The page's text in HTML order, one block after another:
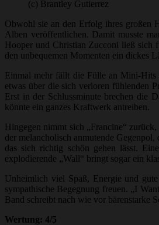
(c) Brantley Gutierrez
Obwohl sie an den Erfolg ihres großen
Alben veröffentlichen. Damit musste
Hooper und Christian Zucconi ließ sich
den unbequemen Momenten ein dickes
Einmal mehr fällt die Fülle an Mini-Hits
etwas über die sich verloren fühlenden
Erst in der Schlussminute brechen die
könnte ein ganzes Kraftwerk antreiben.
Hingegen nimmt sich „Francine“
der melancholisch anmutende
das sich richtig schön gehen lässt.
explodierende „Wall“ bringt sogar ein
Unheimlich viel Spaß, Energie und
sympathische Begegnung freuen. „I
Band schreibt nach wie vor bärenstarke
Wertung: 4/5